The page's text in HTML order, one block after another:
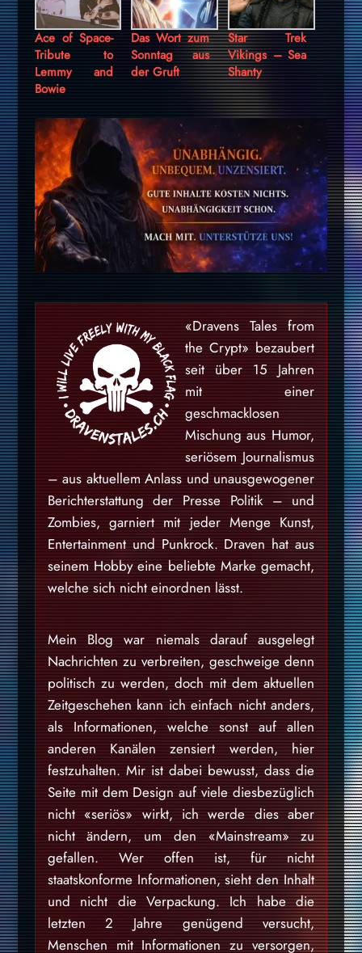
Ace of Space-
Tribute to
Lemmy and
Bowie
Das Wort zum
Sonntag aus
der Gruft
Star Trek
Vikings – Sea
Shanty
«Dravens Tales from
the Crypt» bezaubert
seit über 15 Jahren
mit einer
geschmacklosen
Mischung aus Humor,
seriösem Journalismus
– aus aktuellem Anlass und unausgewogener
Berichterstattung der Presse Politik – und
Zombies, garniert mit jeder Menge Kunst,
Entertainment und Punkrock. Draven hat aus
seinem Hobby eine beliebte Marke gemacht,
welche sich nicht einordnen lässt.
Mein Blog war niemals darauf ausgelegt
Nachrichten zu verbreiten, geschweige denn
politisch zu werden, doch mit dem aktuellen
Zeitgeschehen kann ich einfach nicht anders,
als Informationen, welche sonst auf allen
anderen Kanälen zensiert werden, hier
festzuhalten. Mir ist dabei bewusst, dass die
Seite mit dem Design auf viele diesbezüglich
nicht «seriös» wirkt, ich werde dies aber
nicht ändern, um den «Mainstream» zu
gefallen. Wer offen ist, für nicht
staatskonforme Informationen, sieht den Inhalt
und nicht die Verpackung. Ich habe die
letzten 2 Jahre genügend versucht,
Menschen mit Informationen zu versorgen,